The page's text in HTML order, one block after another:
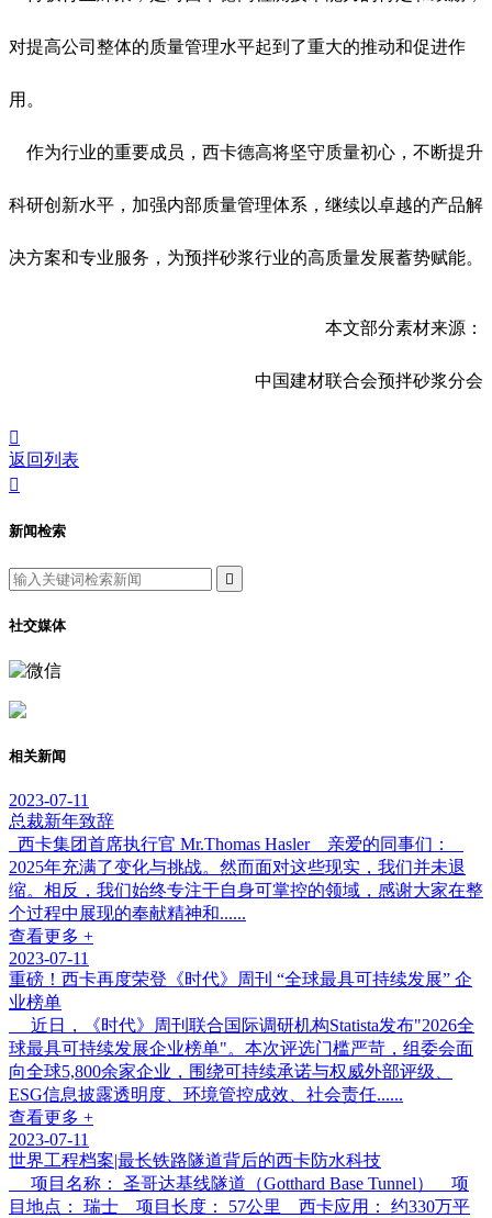
对提高公司整体的质量管理水平起到了重大的推动和促进作
用。
作为行业的重要成员，西卡德高将坚守质量初心，不断提升
科研创新水平，加强内部质量管理体系，继续以卓越的产品解
决方案和专业服务，为预拌砂浆行业的高质量发展蓄势赋能。
本文部分素材来源：
中国建材联合会预拌砂浆分会

返回列表

新闻检索

社交媒体
相关新闻
2023-07-11
总裁新年致辞
西卡集团首席执行官 Mr.Thomas Hasler 亲爱的同事们：
2025年充满了变化与挑战。然而面对这些现实，我们并未退
缩。相反，我们始终专注于自身可掌控的领域，感谢大家在整
个过程中展现的奉献精神和......
查看更多 +
2023-07-11
重磅！西卡再度荣登《时代》周刊 “全球最具可持续发展” 企
业榜单
近日，《时代》周刊联合国际调研机构Statista发布"2026全
球最具可持续发展企业榜单"。本次评选门槛严苛，组委会面
向全球5,800余家企业，围绕可持续承诺与权威外部评级、
ESG信息披露透明度、环境管控成效、社会责任......
查看更多 +
2023-07-11
世界工程档案|最长铁路隧道背后的西卡防水科技
项目名称： 圣哥达基线隧道（Gotthard Base Tunnel） 项
目地点： 瑞士 项目长度： 57公里 西卡应用： 约330万平